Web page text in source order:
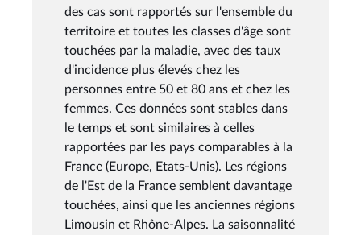
des cas sont rapportés sur l'ensemble du
territoire et toutes les classes d'âge sont
touchées par la maladie, avec des taux
d'incidence plus élevés chez les
personnes entre 50 et 80 ans et chez les
femmes. Ces données sont stables dans
le temps et sont similaires à celles
rapportées par les pays comparables à la
France (Europe, Etats-Unis). Les régions
de l'Est de la France semblent davantage
touchées, ainsi que les anciennes régions
Limousin et Rhône-Alpes. La saisonnalité